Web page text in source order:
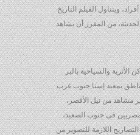
ويتناول الفيلم التاريخ
من المقرر أن يشاهد
والسياحية بالبر
بمعبد إسنا جنوب غرب
مشاهد من نيل الأقصر،
فى جنوب الصعيد،
اللازمة للتصوير من